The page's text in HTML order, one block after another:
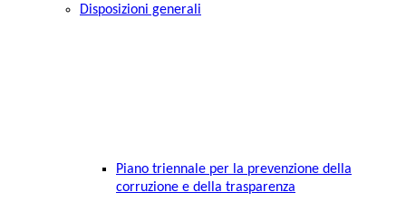
Disposizioni generali
Piano triennale per la prevenzione della
corruzione e della trasparenza